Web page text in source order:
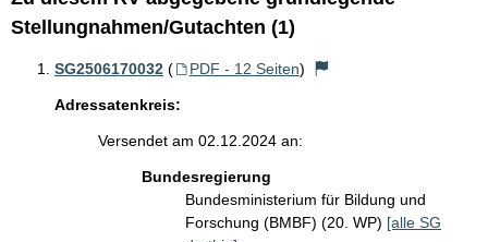
Stellungnahmen/Gutachten (1)
SG2506170032 ( PDF - 12 Seiten)
Adressatenkreis:
Versendet am 02.12.2024 an:
Bundesregierung
Bundesministerium für Bildung und
Forschung (BMBF) (20. WP) [alle SG